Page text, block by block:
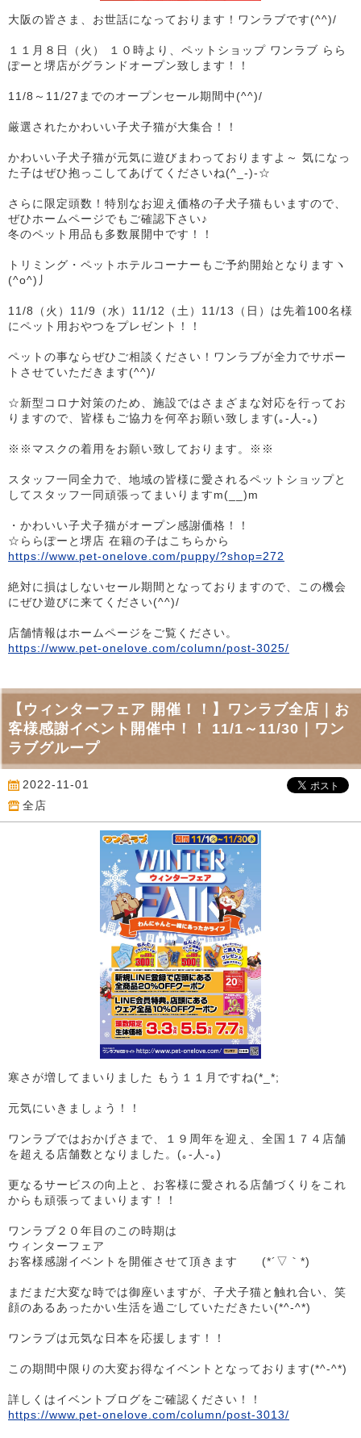
大阪の皆さま、お世話になっております！ワンラブです(^^)/
１１月８日（火） １０時より、ペットショップ ワンラブ らら
ぽーと堺店がグランドオープン致します！！
11/8～11/27までのオープンセール期間中(^^)/
厳選されたかわいい子犬子猫が大集合！！
かわいい子犬子猫が元気に遊びまわっておりますよ～ 気になっ
た子はぜひ抱っこしてあげてくださいね(^_-)-☆
さらに限定頭数！特別なお迎え価格の子犬子猫もいますので、
ぜひホームページでもご確認下さい♪
冬のペット用品も多数展開中です！！
トリミング・ペットホテルコーナーもご予約開始となりますヽ
(^o^)丿
11/8（火）11/9（水）11/12（土）11/13（日）は先着100名様
にペット用おやつをプレゼント！！
ペットの事ならぜひご相談ください！ワンラブが全力でサポー
トさせていただきます(^^)/
☆新型コロナ対策のため、施設ではさまざまな対応を行ってお
りますので、皆様もご協力を何卒お願い致します(｡-人-｡)
※※マスクの着用をお願い致しております。※※
スタッフ一同全力で、地域の皆様に愛されるペットショップと
してスタッフ一同頑張ってまいりますm(__)m
・かわいい子犬子猫がオープン感謝価格！！
☆ららぽーと堺店 在籍の子はこちらから
https://www.pet-onelove.com/puppy/?shop=272
絶対に損はしないセール期間となっておりますので、この機会
にぜひ遊びに来てください(^^)/
店舗情報はホームページをご覧ください。
https://www.pet-onelove.com/column/post-3025/
【ウィンターフェア 開催！！】ワンラブ全店｜お
客様感謝イベント開催中！！ 11/1～11/30｜ワン
ラブグループ
2022-11-01
全店
寒さが増してまいりました もう１１月ですね(*_*;
元気にいきましょう！！
ワンラブではおかげさまで、１９周年を迎え、全国１７４店舗
を超える店舗数となりました。(｡-人-｡)
更なるサービスの向上と、お客様に愛される店舗づくりをこれ
からも頑張ってまいります！！
ワンラブ２０年目のこの時期は
ウィンターフェア
お客様感謝イベントを開催させて頂きます (*´▽｀*)
まだまだ大変な時では御座いますが、子犬子猫と触れ合い、笑
顔のあるあったかい生活を過ごしていただきたい(*^-^*)
ワンラブは元気な日本を応援します！！
この期間中限りの大変お得なイベントとなっております(*^-^*)
詳しくはイベントブログをご確認ください！！
https://www.pet-onelove.com/column/post-3013/